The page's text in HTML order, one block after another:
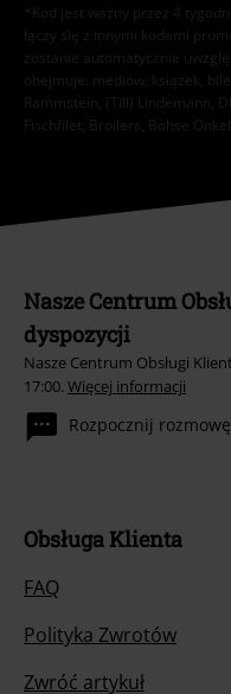
*Kod jest ważny przez 4
łączy się z innymi kodami
zostanie automatycznie
obejmuje: mediów, książek,
Rammstein, (Till) Lindemann,
Fischfilet, Broilers, Böhse
Nasze Centrum
dyspozycji
Nasze Centrum Obsługi
17:00. Więcej informacji
Rozpocznij rozmowę
Obsługa Klienta
FAQ
Polityka Zwrotów
Zwróć artykuł